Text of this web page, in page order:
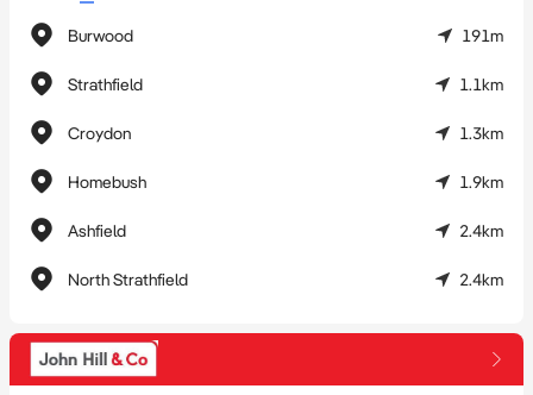
现有永久产权混合用途建筑，面积1,883平方米
双层停车场，可容纳约50辆车
巨大的再开发和增值潜力
地处Westfield Burwood与Burwood火车站之间
参观请严格遵守预约：Sam Hill 0419 747 440
拍卖信息
Burwood 191m
Strathfield 1.1km
Croydon 1.3km
Homebush 1.9km
Ashfield 2.4km
North Strathfield 2.4km